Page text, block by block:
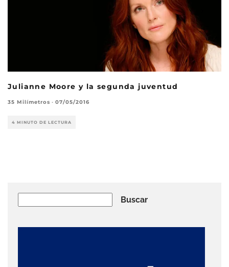
Julianne Moore y la segunda juventud
35 Milímetros · 07/05/2016
4 MINUTO DE LECTURA
Buscar